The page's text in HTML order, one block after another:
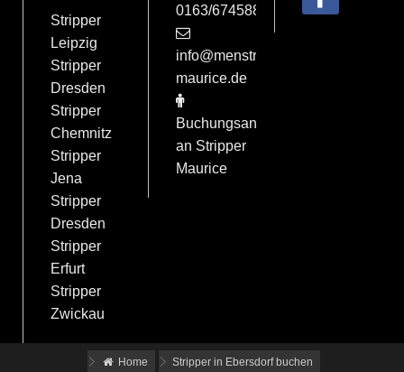
Stripper
Leipzig
Stripper
Dresden
Stripper
Chemnitz
Stripper
Jena
Stripper
Dresden
Stripper
Erfurt
Stripper
Zwickau
0163/6745884
info@menstrip-
maurice.de
Buchungsanfrage
an Stripper
Maurice
Home Stripper in Ebersdorf buchen